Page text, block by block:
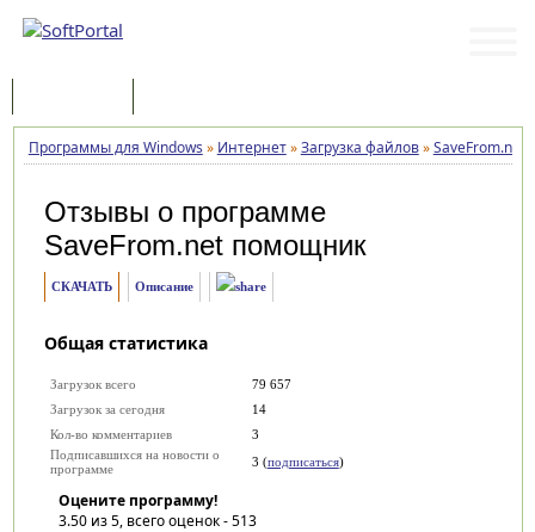
Программы для Windows » Интернет»Загрузка файлов»
Отзывы о программе
SaveFrom.net помощник
СКАЧАТЬ Описание
Общая статистика
Загрузок всего
79 657
Загрузок за сегодня
14
Кол-во комментариев
3
Подписавшихся на новости о
программе
3 (подписаться)
Оцените программу!
3.50из 5, всего оценок -513